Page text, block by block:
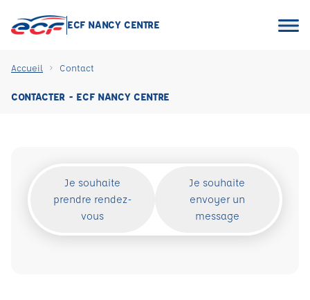
ECF NANCY CENTRE
Accueil Contact
CONTACTER - ECF NANCY CENTRE
Je souhaite
prendre rendez-
vous
Je souhaite
envoyer un
message